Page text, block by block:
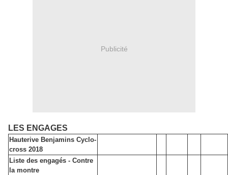
Publicité
LES ENGAGES
Hauterive Benjamins Cyclo-
cross 2018
Liste des engagés - Contre
la montre